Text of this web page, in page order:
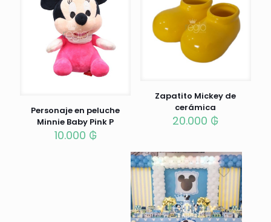
Personaje en peluche
Minnie Baby Pink P
10.000 ₲
Zapatito Mickey de
cerámica
20.000 ₲